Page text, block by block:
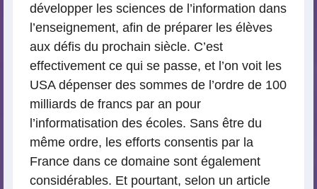
développer les sciences de l’information dans
l’enseignement, afin de préparer les élèves
aux défis du prochain siècle. C’est
effectivement ce qui se passe, et l’on voit les
USA dépenser des sommes de l’ordre de 100
milliards de francs par an pour
l’informatisation des écoles. Sans être du
même ordre, les efforts consentis par la
France dans ce domaine sont également
considérables. Et pourtant, selon un article